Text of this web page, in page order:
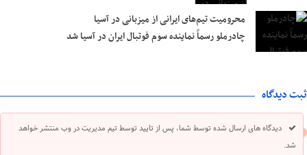
محرومیت تیم‌های ایرانی از میزبانی در آسیا
چادرملو رسماً نماینده سوم فوتبال ایران در آسیا شد
ثبت دیدگاه
دیدگاه های ارسال شده توسط شما، پس از تایید توسط تیم مدیریت در وب منتشر خواهد
شد.